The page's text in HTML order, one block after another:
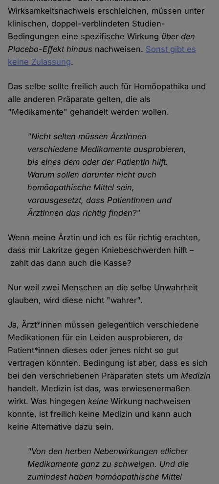
Wirksamkeitsnachweis erschleichen, müssen unter
klinischen, doppel-verblindeten Studien-
Bedingungen eine spezifische Wirkung über den
Placebo-Effekt hinaus nachweisen. Sonst gibt es
keine Zulassung.
Das selbe sollte freilich auch für Homöopathika und
alle anderen Präparate gelten, die als
"Medikamente" gehandelt werden wollen.
"Nicht selten müssen ÄrztInnen
verschiedene Medikamente ausprobieren,
bis eines dem oder der PatientIn hilft.
Warum sollen darunter nicht auch
homöopathische Mittel sein,
vorausgesetzt, dass PatientInnen und
ÄrztInnen das richtig finden?"
Wenn meine Ärztin und ich es für richtig erachten,
dass mir Lakritze gegen Kniebeschwerden hilft –
zahlt das dann auch die Kasse?
Nur weil zwei Menschen an die selbe Unwahrheit
glauben, wird diese nicht "wahrer".
Ja, Ärzt*innen müssen gelegentlich verschiedene
Medikationen für ein Leiden ausprobieren, da
Patient*innen dieses oder jenes nicht so gut
vertragen könnten. Bedingung ist aber, dass es sich
bei den verschriebenen Präparaten stets umMedizin
handelt. Medizin ist das, was erwiesenermaßen
wirkt. Was hingegenkeine Wirkung nachweisen
konnte, ist freilich keine Medizin und kann auch
keine Alternative dazu sein.
"Von den herben Nebenwirkungen etlicher
Medikamente ganz zu schweigen. Und die
zumindest haben homöopathische Mittel